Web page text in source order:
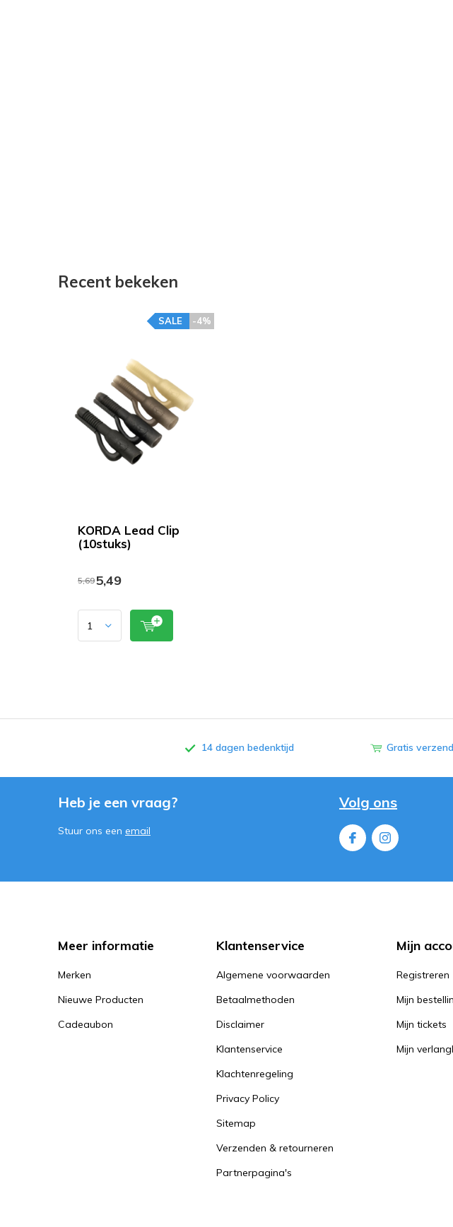
Recent bekeken
KORDA Lead Clip
(10stuks)
-4%
SALE
5,695,49
14 dagen bedenktijd Gratis
Heb je een vraag?
Stuur ons een email
Volg ons
Meer informatie
Merken
Nieuwe Producten
Cadeaubon
Klantenservice
Algemene voorwaarden
Betaalmethoden
Disclaimer
Klantenservice
Klachtenregeling
Privacy Policy
Sitemap
Verzenden & retourneren
Partnerpagina's
Mijn
Registreren
Mijn
Mijn tickets
Mijn